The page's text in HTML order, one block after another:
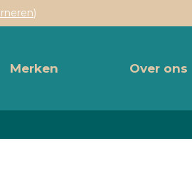
)
Merken Over ons